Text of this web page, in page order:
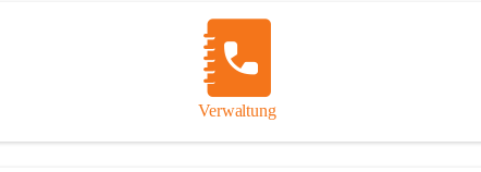
Verwaltung